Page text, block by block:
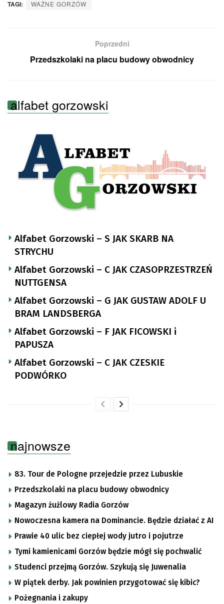
TAGI: WAŻNE GORZÓW
Poprzedni
Przedszkolaki na placu budowy obwodnicy
alfabet gorzowski
Alfabet Gorzowski – S JAK SKARB NA
STRYCHU
Alfabet Gorzowski – C JAK CZASOPRZESTRZEŃ
NUTTGENSA
Alfabet Gorzowski – G JAK GUSTAW ADOLF U
BRAM LANDSBERGA
Alfabet Gorzowski – F JAK FICOWSKI i
PAPUSZA
Alfabet Gorzowski – C JAK CZESKIE
PODWÓRKO
najnowsze
83. Tour de Pologne przejedzie przez Lubuskie
Przedszkolaki na placu budowy obwodnicy
Magazyn żużlowy Radia Gorzów
Nowoczesna kamera na Dominancie. Będzie działać z AI
Prawie 40 ulic bez ciepłej wody jutro i pojutrze
Tymi kamienicami Gorzów będzie mógł się pochwalić
Studenci przejmą Gorzów. Szykują się Juwenalia
W piątek derby. Jak powinien przygotować się kibic?
Pożegnania i zakupy